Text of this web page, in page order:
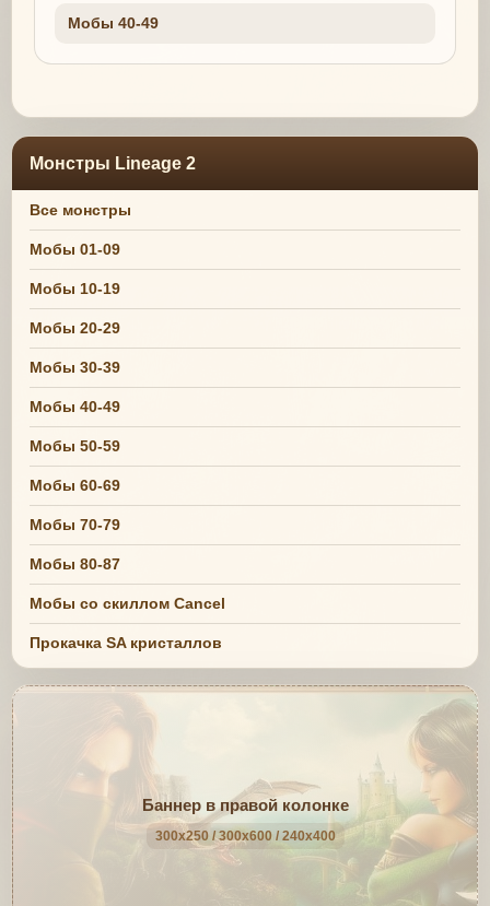
Мобы 40-49
Монстры Lineage 2
Все монстры
Мобы 01-09
Мобы 10-19
Мобы 20-29
Мобы 30-39
Мобы 40-49
Мобы 50-59
Мобы 60-69
Мобы 70-79
Мобы 80-87
Мобы со скиллом Cancel
Прокачка SA кристаллов
Баннер в правой колонке
300x250 / 300x600 / 240x400